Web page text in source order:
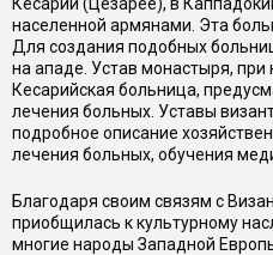
населенной армянами. Эта
Для создания подобных
на ападе. Устав монастыря, при
Кесарийская больница,
лечения больных. Уставы
подробное описание
лечения больных, обучения
Благодаря своим связям с
приобщилась к культурному
многие народы Западной